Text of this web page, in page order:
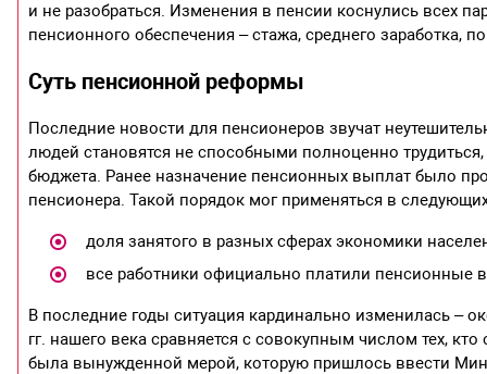
и не разобраться. Изменения в пенсии коснулись всех
пенсионного обеспечения – стажа, среднего заработка,
Суть пенсионной реформы
Последние новости для пенсионеров звучат
людей становятся не способными полноценно
бюджета. Ранее назначение пенсионных выплат было
пенсионера. Такой порядок мог применяться в
доля занятого в разных сферах экономики
все работники официально платили пенсионные
В последние годы ситуация кардинально изменилась –
гг. нашего века сравняется с совокупным числом тех,
была вынужденной мерой, которую пришлось ввести